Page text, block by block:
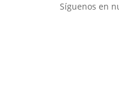
Síguenos en